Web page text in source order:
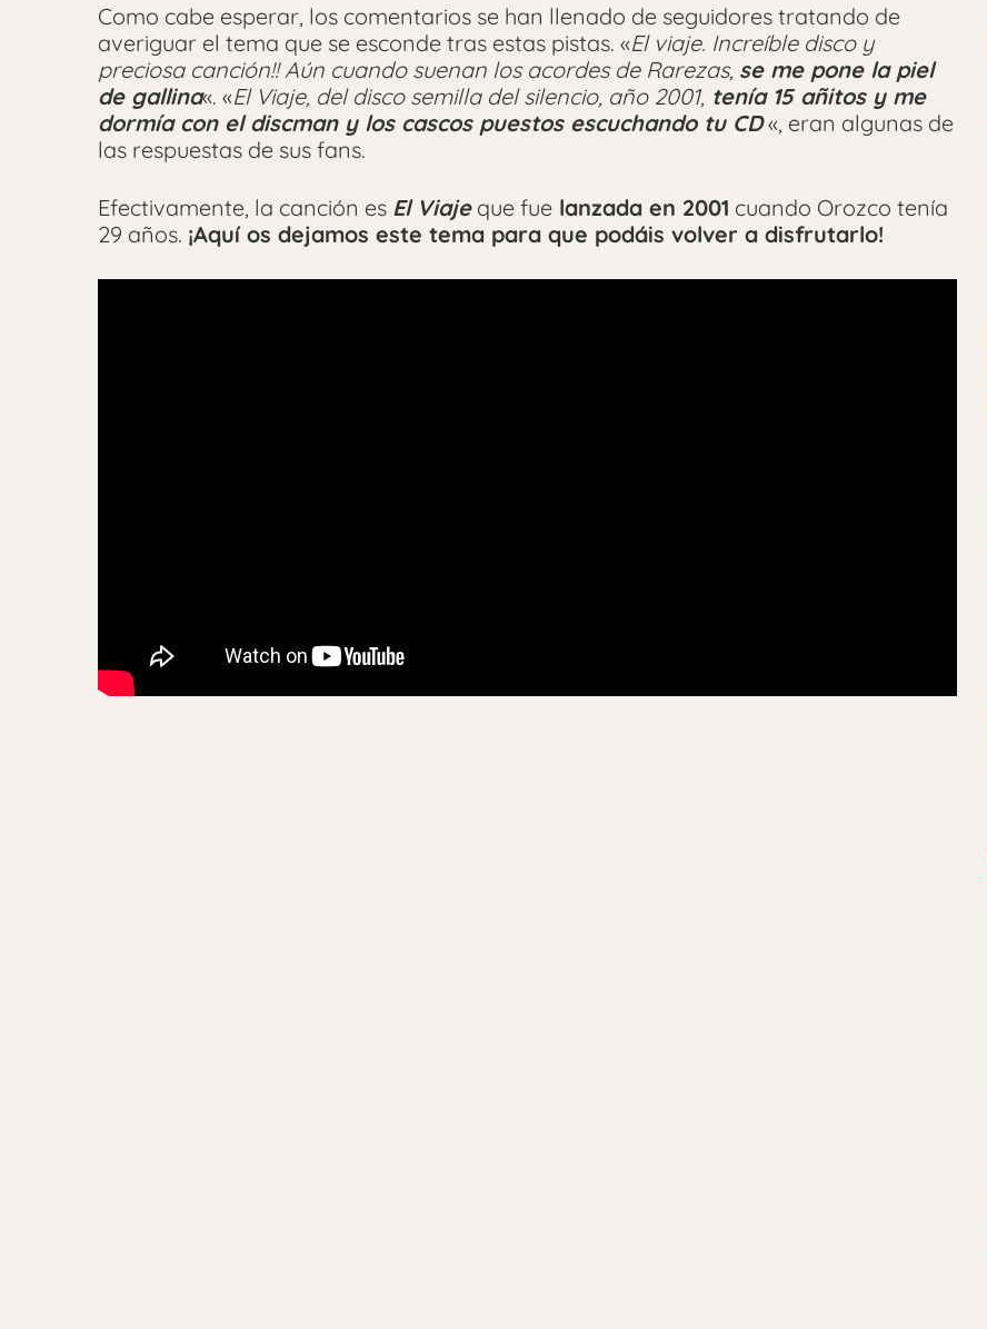
Como cabe esperar, los comentarios se han llenado de seguidores tratando de
averiguar el tema que se esconde tras estas pistas. «El viaje. Increíble disco y
preciosa canción!! Aún cuando suenan los acordes de Rarezas, se me pone la piel
de gallina«. «El Viaje, del disco semilla del silencio, año 2001, tenía 15 añitos y me
dormía con el discman y los cascos puestos escuchando tu CD«, eran algunas de
las respuestas de sus fans.
Efectivamente, la canción es El Viajeque fue lanzada en 2001 cuando Orozco tenía
29 años. ¡Aquí os dejamos este tema para que podáis volver a disfrutarlo!